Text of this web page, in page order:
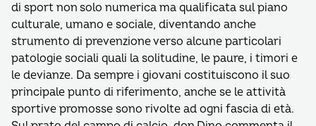
di sport non solo numerica ma qualificata sul piano
culturale, umano e sociale, diventando anche
strumento di prevenzione verso alcune particolari
patologie sociali quali la solitudine, le paure, i timori e
le devianze. Da sempre i giovani costituiscono il suo
principale punto di riferimento, anche se le attività
sportive promosse sono rivolte ad ogni fascia di età.